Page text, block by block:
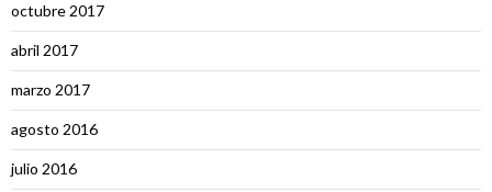
octubre 2017
abril 2017
marzo 2017
agosto 2016
julio 2016